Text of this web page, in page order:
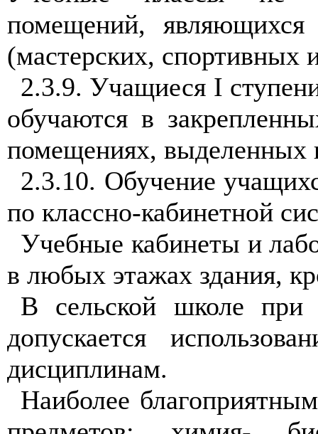
помещений,
(мастерских, спортивных
2.3.9. Учащиеся I
обучаются в
помещениях, выделенных
2.3.10. Обучение
по классно-кабинетной
Учебные кабинеты и
в любых этажах здания,
В сельской школе при
допускается
дисциплинам.
Наиболее